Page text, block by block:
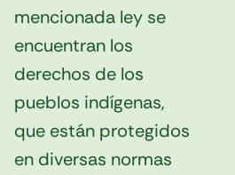
mencionada ley se
encuentran los
derechos de los
pueblos indígenas,
que están protegidos
en diversas normas